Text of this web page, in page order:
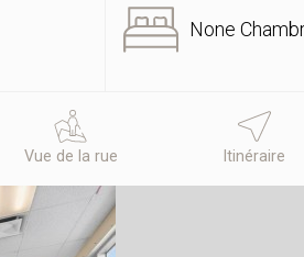
None
Vue de la rue Itinéraire